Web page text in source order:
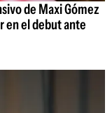
de Maxi Gómez
en el debut ante